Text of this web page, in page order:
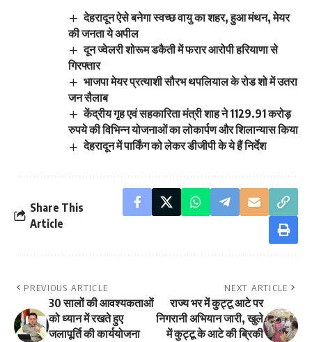
देहरादून ऐसे बनेगा स्वच्छ वायु का शहर, हुआ मंथन, मेयर
की जनता ये अपील
दून ज्वेलरी शोरूम डकैती में फरार आरोपी हरियाणा से
गिरफ्तार
भाजपा मेयर प्रत्याशी सौरभ थपलियाल के रोड शो में उतरा
जन सैलाब
केंद्रीय गृह एवं सहकारिता मंत्री शाह ने 1129.91 करोड़
रुपये की विभिन्न योजनाओं का लोकार्पण और शिलान्यास किया
देहरादून में पार्किंग को लेकर डीजीपी के ये हैं निर्देश
Share This
Article
PREVIOUS ARTICLE
30 सालों की आवश्यकताओं
को ध्यान में रखते हुए
जलापूर्ति की कार्ययोजना
NEXT ARTICLE
राज्य भर में कुट्टू आटे पर
निगरानी अभियान जारी, खुले
में कुट्टू के आटे की ब्रिकी